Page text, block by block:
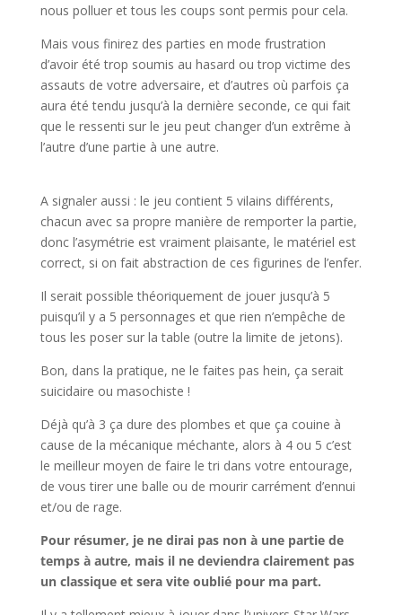
nous polluer et tous les coups sont permis pour cela.
Mais vous finirez des parties en mode frustration
d’avoir été trop soumis au hasard ou trop victime des
assauts de votre adversaire, et d’autres où parfois ça
aura été tendu jusqu’à la dernière seconde, ce qui fait
que le ressenti sur le jeu peut changer d’un extrême à
l’autre d’une partie à une autre.
A signaler aussi : le jeu contient 5 vilains différents,
chacun avec sa propre manière de remporter la partie,
donc l’asymétrie est vraiment plaisante, le matériel est
correct, si on fait abstraction de ces figurines de l’enfer.
Il serait possible théoriquement de jouer jusqu’à 5
puisqu’il y a 5 personnages et que rien n’empêche de
tous les poser sur la table (outre la limite de jetons).
Bon, dans la pratique, ne le faites pas hein, ça serait
suicidaire ou masochiste !
Déjà qu’à 3 ça dure des plombes et que ça couine à
cause de la mécanique méchante, alors à 4 ou 5 c’est
le meilleur moyen de faire le tri dans votre entourage,
de vous tirer une balle ou de mourir carrément d’ennui
et/ou de rage.
Pour résumer, je ne dirai pas non à une partie de
temps à autre, mais il ne deviendra clairement pas
un classique et sera vite oublié pour ma part.